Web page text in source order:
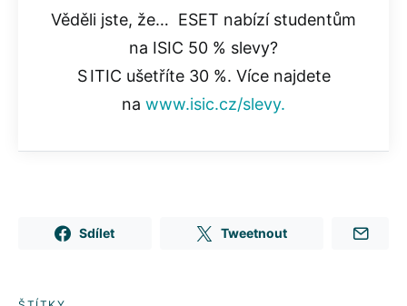
Věděli jste, že… ESET nabízí studentům
na ISIC 50 % slevy?
S ITIC ušetříte 30 %. Více najdete
na www.isic.cz/slevy.
Sdílet Tweetnout